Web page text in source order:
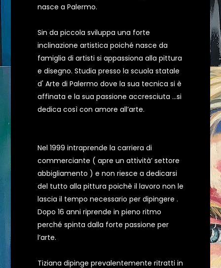
nasce a Palermo.
Sin da piccola sviluppa una forte
inclinazione artistica poiché nasce da
famiglia di artisti si appassiona alla pittura
e disegno. Studia presso la scuola statale
d' Arte di Palermo dove la sua tecnica si è
affinata e la sua passione accresciuta ...si
dedica così con amore all’arte.
Nel 1999 intraprende la carriera di
commerciante ( apre un attività’ settore
abbigliamento ) e non riesce a dedicarsi
del tutto alla pittura poichè il lavoro non le
lascia il tempo necessario per dipingere .
Dopo 16 anni riprende in pieno ritmo
perché spinta dalla forte passione per
l’arte.
Tiziana dipinge prevalentemente ritratti in